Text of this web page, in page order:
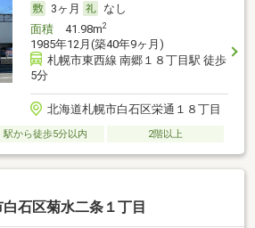
3ヶ月
なし
面積41.98m2
1985年12月(築40年9ヶ月)
札幌市東西線 南郷１８丁目駅 徒歩
5分
北海道札幌市白石区栄通１８丁目
駅から徒歩5分以内 2階以上
石区菊水二条１丁目